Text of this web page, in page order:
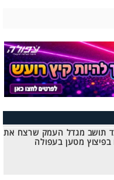
תושב מגדל העמק שרצח את
בפיצוץ מטען בעפולה